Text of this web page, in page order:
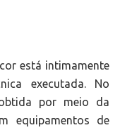
está intimamente
executada. No
por meio da
equipamentos de